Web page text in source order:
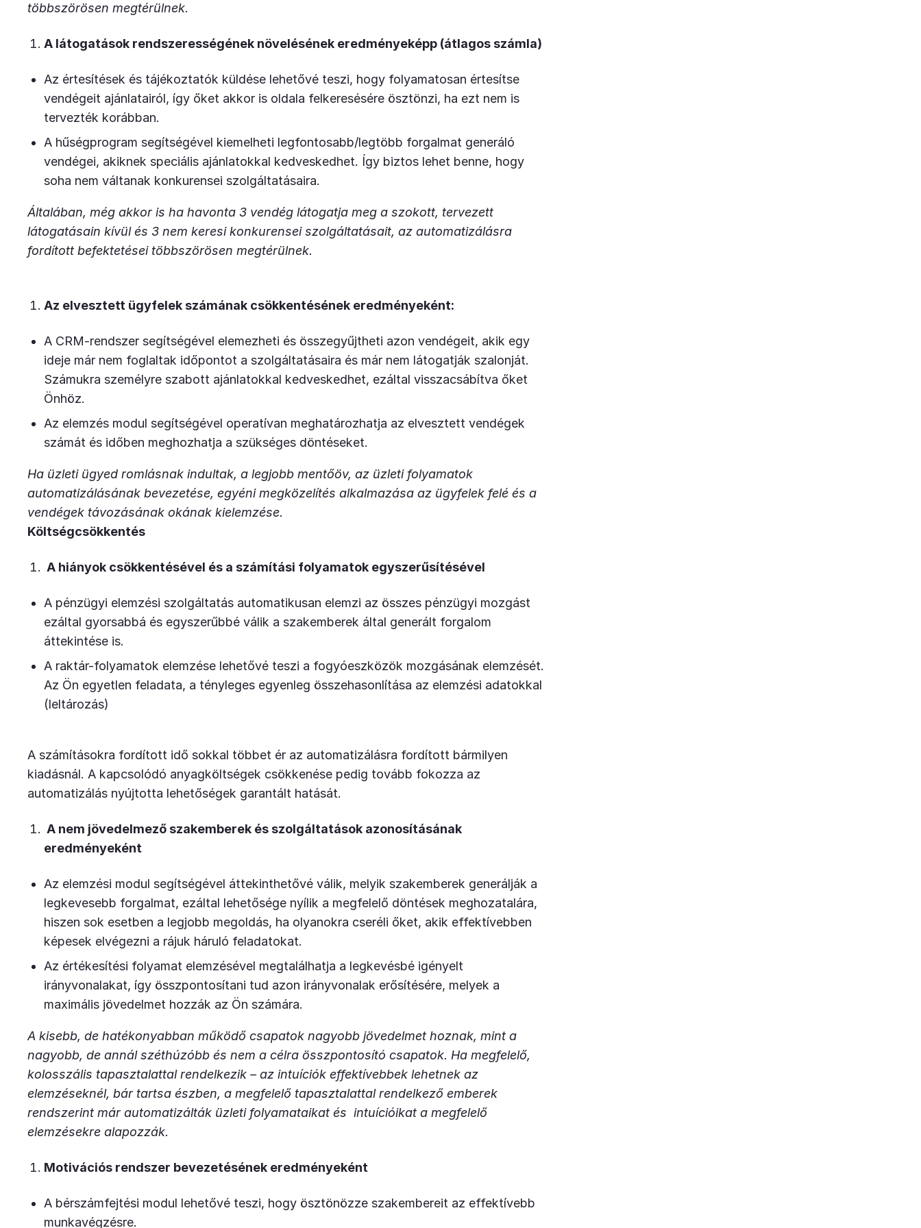
többszörösen megtérülnek.
A látogatások rendszerességének növelésének eredményeképp (átlagos számla)
Az értesítések és tájékoztatók küldése lehetővé teszi, hogy folyamatosan értesítse
vendégeit ajánlatairól, így őket akkor is oldala felkeresésére ösztönzi, ha ezt nem is
tervezték korábban.
A hűségprogram segítségével kiemelheti legfontosabb/legtöbb forgalmat generáló
vendégei, akiknek speciális ajánlatokkal kedveskedhet. Így biztos lehet benne, hogy
soha nem váltanak konkurensei szolgáltatásaira.
Általában, még akkor is ha havonta 3 vendég látogatja meg a szokott, tervezett
látogatásain kívül és 3 nem keresi konkurensei szolgáltatásait, az automatizálásra
fordított befektetései többszörösen megtérülnek.
Az elvesztett ügyfelek számának csökkentésének eredményeként:
A CRM-rendszer segítségével elemezheti és összegyűjtheti azon vendégeit, akik egy
ideje már nem foglaltak időpontot a szolgáltatásaira és már nem látogatják szalonját.
Számukra személyre szabott ajánlatokkal kedveskedhet, ezáltal visszacsábítva őket
Önhöz.
Az elemzés modul segítségével operatívan meghatározhatja az elvesztett vendégek
számát és időben meghozhatja a szükséges döntéseket.
Ha üzleti ügyed romlásnak indultak, a legjobb mentőöv, az üzleti folyamatok
automatizálásának bevezetése, egyéni megközelítés alkalmazása az ügyfelek felé és a
vendégek távozásának okának kielemzése.
Költségcsökkentés
A hiányok csökkentésével és a számítási folyamatok egyszerűsítésével
A pénzügyi elemzési szolgáltatás automatikusan elemzi az összes pénzügyi mozgást
ezáltal gyorsabbá és egyszerűbbé válik a szakemberek által generált forgalom
áttekintése is.
A raktár-folyamatok elemzése lehetővé teszi a fogyóeszközök mozgásának elemzését.
Az Ön egyetlen feladata, a tényleges egyenleg összehasonlítása az elemzési adatokkal
(leltározás)
A számításokra fordított idő sokkal többet ér az automatizálásra fordított bármilyen
kiadásnál. A kapcsolódó anyagköltségek csökkenése pedig tovább fokozza az
automatizálás nyújtotta lehetőségek garantált hatását.
A nem jövedelmező szakemberek és szolgáltatások azonosításának
eredményeként
Az elemzési modul segítségével áttekinthetővé válik, melyik szakemberek generálják a
legkevesebb forgalmat, ezáltal lehetősége nyílik a megfelelő döntések meghozatalára,
hiszen sok esetben a legjobb megoldás, ha olyanokra cseréli őket, akik effektívebben
képesek elvégezni a rájuk háruló feladatokat.
Az értékesítési folyamat elemzésével megtalálhatja a legkevésbé igényelt
irányvonalakat, így összpontosítani tud azon irányvonalak erősítésére, melyek a
maximális jövedelmet hozzák az Ön számára.
A kisebb, de hatékonyabban működő csapatok nagyobb jövedelmet hoznak, mint a
nagyobb, de annál széthúzóbb és nem a célra összpontosító csapatok. Ha megfelelő,
kolosszális tapasztalattal rendelkezik – az intuíciók effektívebbek lehetnek az
elemzéseknél, bár tartsa észben, a megfelelő tapasztalattal rendelkező emberek
rendszerint már automatizálták üzleti folyamataikat és intuícióikat a megfelelő
elemzésekre alapozzák.
Motivációs rendszer bevezetésének eredményeként
A bérszámfejtési modul lehetővé teszi, hogy ösztönözze szakembereit az effektívebb
munkavégzésre.